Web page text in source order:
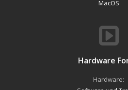
MacOS
Hardware
Hardware: